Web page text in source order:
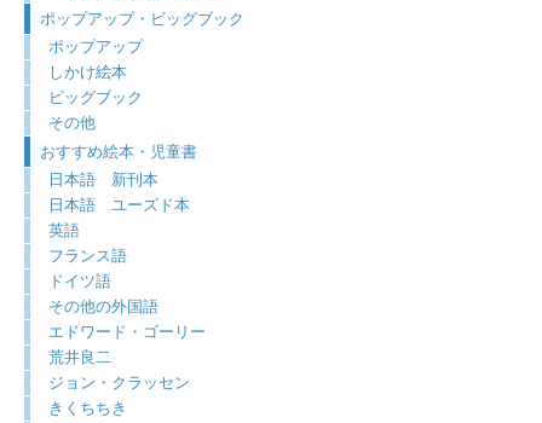
ポップアップ・ビッグブック
ポップアップ
しかけ絵本
ビッグブック
その他
おすすめ絵本・児童書
日本語 新刊本
日本語 ユーズド本
英語
フランス語
ドイツ語
その他の外国語
エドワード・ゴーリー
荒井良二
ジョン・クラッセン
きくちちき